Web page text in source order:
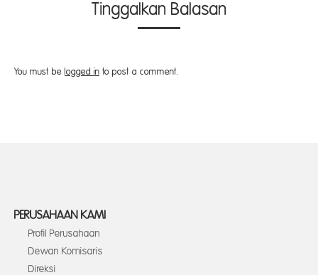
Tinggalkan Balasan
You must be logged in to post a comment.
PERUSAHAAN KAMI
Profil Perusahaan
Dewan Komisaris
Direksi